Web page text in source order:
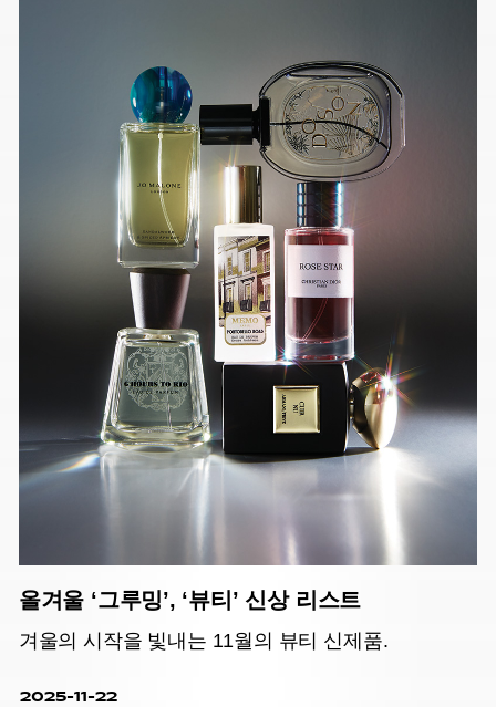
올겨울 ‘그루밍’, ‘뷰티’ 신상 리스트
겨울의 시작을 빛내는 11월의 뷰티 신제품.
2025-11-22